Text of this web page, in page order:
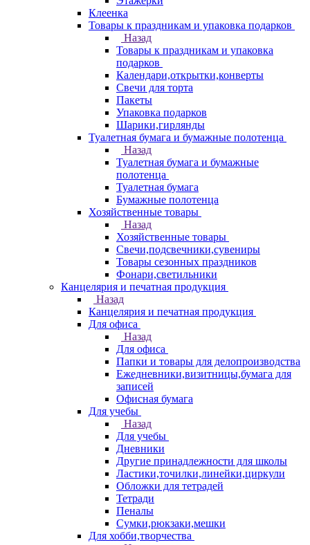
Клеенка
Товары к праздникам и упаковка подарков
Назад
Товары к праздникам и упаковка
подарков
Календари,открытки,конверты
Свечи для торта
Пакеты
Упаковка подарков
Шарики,гирлянды
Туалетная бумага и бумажные полотенца
Назад
Туалетная бумага и бумажные
полотенца
Туалетная бумага
Бумажные полотенца
Хозяйственные товары
Назад
Хозяйственные товары
Свечи,подсвечники,сувениры
Товары сезонных праздников
Фонари,светильники
Канцелярия и печатная продукция
Назад
Канцелярия и печатная продукция
Для офиса
Назад
Для офиса
Папки и товары для делопроизводства
Ежедневники,визитницы,бумага для
записей
Офисная бумага
Для учебы
Назад
Для учебы
Дневники
Другие принадлежности для школы
Ластики,точилки,линейки,циркули
Обложки для тетрадей
Тетради
Пеналы
Сумки,рюкзаки,мешки
Для хобби,творчества